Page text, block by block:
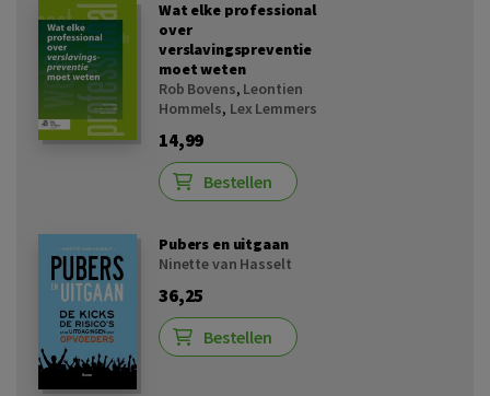
Wat elke professional
over
verslavingspreventie
moet weten
Rob Bovens, Leontien
Hommels, Lex Lemmers
14,99
Bestellen
Pubers en uitgaan
Ninette van Hasselt
36,25
Bestellen